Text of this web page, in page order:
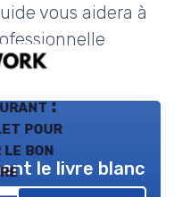
vous aidera à
:
pour
bon
le livre blanc